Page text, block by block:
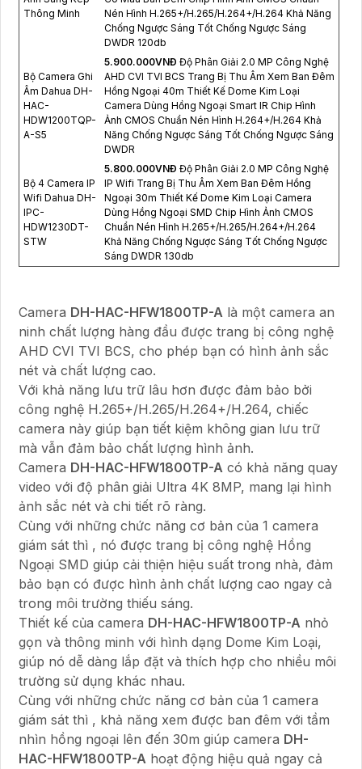
Thông Minh
Nén Hình H.265+/H.265/H.264+/H.264 Khả Năng
Chống Ngược Sáng Tốt Chống Ngược Sáng
DWDR 120db
Bộ Camera Ghi
Âm Dahua DH-
HAC-
HDW1200TQP-
A-S5
5.900.000VNÐ Độ Phân Giải 2.0 MP Công Nghệ
AHD CVI TVI BCS Trang Bị Thu Âm Xem Ban Đêm
Hồng Ngoại 40m Thiết Kế Dome Kim Loại
Camera Dùng Hồng Ngoại Smart IR Chip Hình
Ảnh CMOS Chuẩn Nén Hình H.264+/H.264 Khả
Năng Chống Ngược Sáng Tốt Chống Ngược Sáng
DWDR
Bộ 4 Camera IP
Wifi Dahua DH-
IPC-
HDW1230DT-
STW
5.800.000VNÐ Độ Phân Giải 2.0 MP Công Nghệ
IP Wifi Trang Bị Thu Âm Xem Ban Đêm Hồng
Ngoại 30m Thiết Kế Dome Kim Loại Camera
Dùng Hồng Ngoại SMD Chip Hình Ảnh CMOS
Chuẩn Nén Hình H.265+/H.265/H.264+/H.264
Khả Năng Chống Ngược Sáng Tốt Chống Ngược
Sáng DWDR 130db
Camera DH-HAC-HFW1800TP-A là một camera an
ninh chất lượng hàng đầu được trang bị công nghệ
AHD CVI TVI BCS, cho phép bạn có hình ảnh sắc
nét và chất lượng cao.
Với khả năng lưu trữ lâu hơn được đảm bảo bởi
công nghệ H.265+/H.265/H.264+/H.264, chiếc
camera này giúp bạn tiết kiệm không gian lưu trữ
mà vẫn đảm bảo chất lượng hình ảnh.
Camera DH-HAC-HFW1800TP-A có khả năng quay
video với độ phân giải Ultra 4K 8MP, mang lại hình
ảnh sắc nét và chi tiết rõ ràng.
Cùng với những chức năng cơ bản của 1 camera
giám sát thì , nó được trang bị công nghệ Hồng
Ngoại SMD giúp cải thiện hiệu suất trong nhà, đảm
bảo bạn có được hình ảnh chất lượng cao ngay cả
trong môi trường thiếu sáng.
Thiết kế của camera DH-HAC-HFW1800TP-A nhỏ
gọn và thông minh với hình dạng Dome Kim Loại,
giúp nó dễ dàng lắp đặt và thích hợp cho nhiều môi
trường sử dụng khác nhau.
Cùng với những chức năng cơ bản của 1 camera
giám sát thì , khả năng xem được ban đêm với tầm
nhìn hồng ngoại lên đến 30m giúp camera DH-
HAC-HFW1800TP-A hoạt động hiệu quả ngay cả